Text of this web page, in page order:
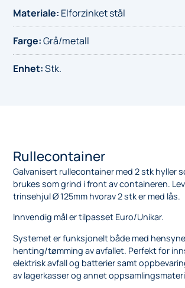
Materiale: Elforzinket stål
Farge:Grå/metall
Enhet:Stk.
Rullecontainer
Galvanisert rullecontainer med 2 stk hyller
brukes som grind i front av containeren.
trinsehjul Ø 125mm hvorav 2 stk er med lås.
Innvendig mål er tilpasset Euro/Unikar.
Systemet er funksjonelt både med
henting/tømming av avfallet. Perfekt for
elektrisk avfall og batterier samt
av lagerkasser og annet